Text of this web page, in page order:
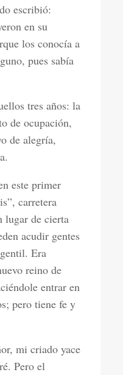
escribió:
en su
los conocía a
pues sabía
tres años: la
de ocupación,
de alegría,
este primer
carretera
lugar de cierta
acudir gentes
Era
reino de
entrar en
pero tiene fe y
mi criado yace
Pero el